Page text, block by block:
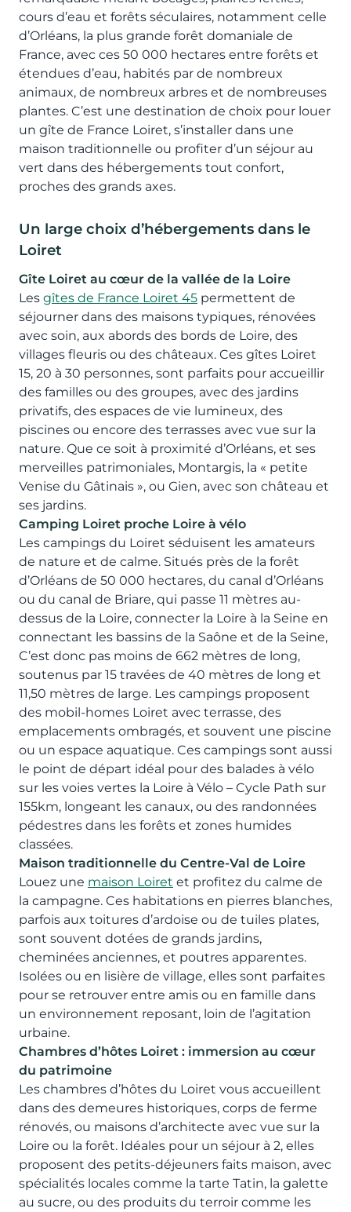
cours d’eau et forêts séculaires, notamment celle
d’Orléans, la plus grande forêt domaniale de
France, avec ces 50 000 hectares entre forêts et
étendues d’eau, habités par de nombreux
animaux, de nombreux arbres et de nombreuses
plantes. C’est une destination de choix pour louer
un gîte de France Loiret, s’installer dans une
maison traditionnelle ou profiter d’un séjour au
vert dans des hébergements tout confort,
proches des grands axes.
Un large choix d’hébergements dans le
Loiret
Gîte Loiret au cœur de la vallée de la Loire
Les gîtes de France Loiret 45 permettent de
séjourner dans des maisons typiques, rénovées
avec soin, aux abords des bords de Loire, des
villages fleuris ou des châteaux. Ces gîtes Loiret
15, 20 à 30 personnes, sont parfaits pour accueillir
des familles ou des groupes, avec des jardins
privatifs, des espaces de vie lumineux, des
piscines ou encore des terrasses avec vue sur la
nature. Que ce soit à proximité d’Orléans, et ses
merveilles patrimoniales, Montargis, la « petite
Venise du Gâtinais », ou Gien, avec son château et
ses jardins.
Camping Loiret proche Loire à vélo
Les campings du Loiret séduisent les amateurs
de nature et de calme. Situés près de la forêt
d’Orléans de 50 000 hectares, du canal d’Orléans
ou du canal de Briare, qui passe 11 mètres au-
dessus de la Loire, connecter la Loire à la Seine en
connectant les bassins de la Saône et de la Seine,
C’est donc pas moins de 662 mètres de long,
soutenus par 15 travées de 40 mètres de long et
11,50 mètres de large. Les campings proposent
des mobil-homes Loiret avec terrasse, des
emplacements ombragés, et souvent une piscine
ou un espace aquatique. Ces campings sont aussi
le point de départ idéal pour des balades à vélo
sur les voies vertes la Loire à Vélo – Cycle Path sur
155km, longeant les canaux, ou des randonnées
pédestres dans les forêts et zones humides
classées.
Maison traditionnelle du Centre-Val de Loire
Louez une maison Loiret et profitez du calme de
la campagne. Ces habitations en pierres blanches,
parfois aux toitures d’ardoise ou de tuiles plates,
sont souvent dotées de grands jardins,
cheminées anciennes, et poutres apparentes.
Isolées ou en lisière de village, elles sont parfaites
pour se retrouver entre amis ou en famille dans
un environnement reposant, loin de l’agitation
urbaine.
Chambres d’hôtes Loiret : immersion au cœur
du patrimoine
Les chambres d’hôtes du Loiret vous accueillent
dans des demeures historiques, corps de ferme
rénovés, ou maisons d’architecte avec vue sur la
Loire ou la forêt. Idéales pour un séjour à 2, elles
proposent des petits-déjeuners faits maison, avec
spécialités locales comme la tarte Tatin, la galette
au sucre, ou des produits du terroir comme les